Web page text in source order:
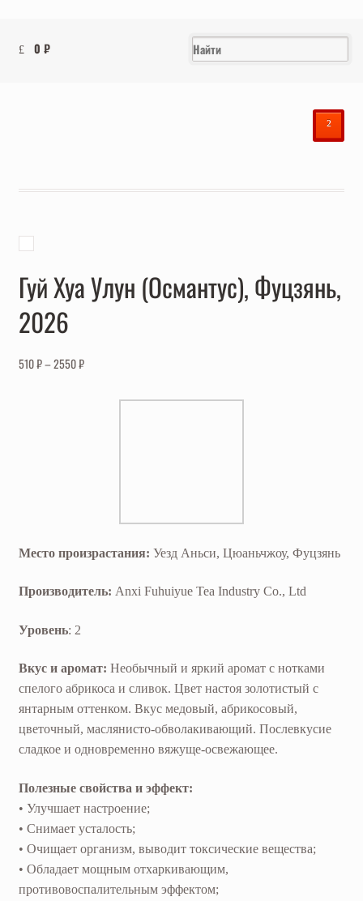
0₽
²
Гуй Хуа Улун (Османтус), Фуцзянь,
2026
510₽–2550₽
Место произрастания: Уезд Аньси, Цюаньчжоу, Фуцзянь
Производитель: Anxi Fuhuiyue Tea Industry Co., Ltd
Уровень: 2
Вкус и аромат: Необычный и яркий аромат с нотками
спелого абрикоса и сливок. Цвет настоя золотистый с
янтарным оттенком. Вкус медовый, абрикосовый,
цветочный, маслянисто-обволакивающий. Послевкусие
сладкое и одновременно вяжуще-освежающее.
Полезные свойства и эффект:
• Улучшает настроение;
• Снимает усталость;
• Очищает организм, выводит токсические вещества;
• Обладает мощным отхаркивающим,
противовоспалительным эффектом;